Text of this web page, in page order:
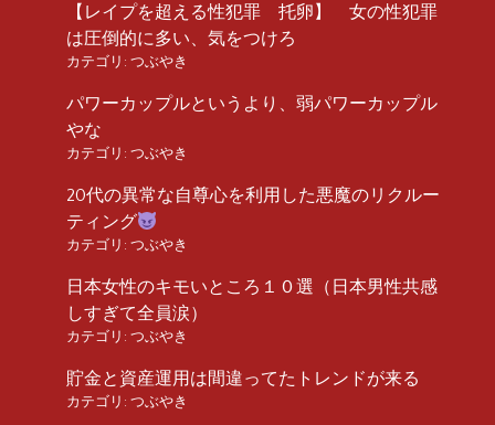
【レイプを超える性犯罪 托卵】 女の性犯罪
は圧倒的に多い、気をつけろ
カテゴリ: つぶやき
パワーカップルというより、弱パワーカップル
やな
カテゴリ: つぶやき
20代の異常な自尊心を利用した悪魔のリクルー
ティング
カテゴリ: つぶやき
日本女性のキモいところ１０選（日本男性共感
しすぎて全員涙）
カテゴリ: つぶやき
貯金と資産運用は間違ってたトレンドが来る
カテゴリ: つぶやき